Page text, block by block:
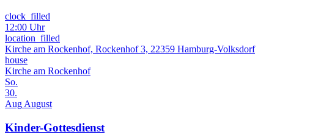
clock_filled
12:00 Uhr
location_filled
Kirche am Rockenhof, Rockenhof 3, 22359 Hamburg-Volksdorf
house
Kirche am Rockenhof
So.
30.
Aug August
Kinder-Gottesdienst